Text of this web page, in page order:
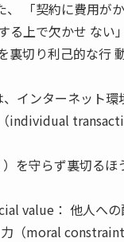
「契約に費用が
上で欠かせ ない
切り利己的な行
インターネット
individual
を守らず裏切る
value： 他人へ
（moral